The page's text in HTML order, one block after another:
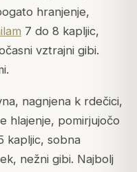
hranjenje,
7 do 8 kapljic,
vztrajni gibi.
nagnjena k rdečici,
hlajenje, pomirjujočo
kapljic, sobna
nežni gibi. Najbolj